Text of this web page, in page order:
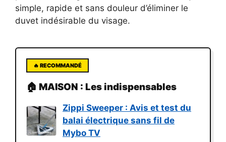
simple, rapide et sans douleur d’éliminer le
duvet indésirable du visage.
🔥 RECOMMANDÉ
🏠 MAISON : Les indispensables
Zippi Sweeper : Avis et test du
balai électrique sans fil de
Mybo TV